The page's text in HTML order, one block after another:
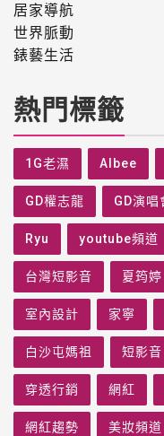
居家導航
世界脈動
錶藝生活
熱門標籤
1G老濕 Albee
GD權志龍 GD演唱
Ryu youtube頻道
台灣短影音 夏筠婷
室內設計 家寧
白沙屯媽祖 短影音
穿透行銷 網紅
網紅趨勢 美妝頻道